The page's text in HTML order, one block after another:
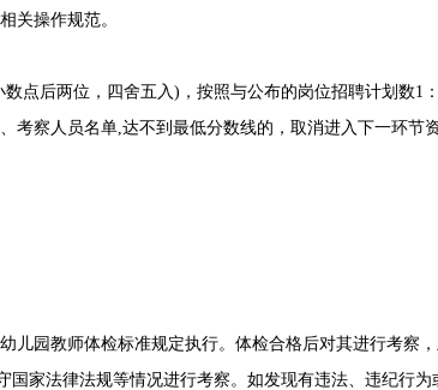
关操作规范。
后两位，四舍五入)，按照与公布的岗位招聘计划数1
察人员名单,达不到最低分数线的，取消进入下一环节资
园教师体检标准规定执行。体检合格后对其进行考察
家法律法规等情况进行考察。如发现有违法、违纪行为